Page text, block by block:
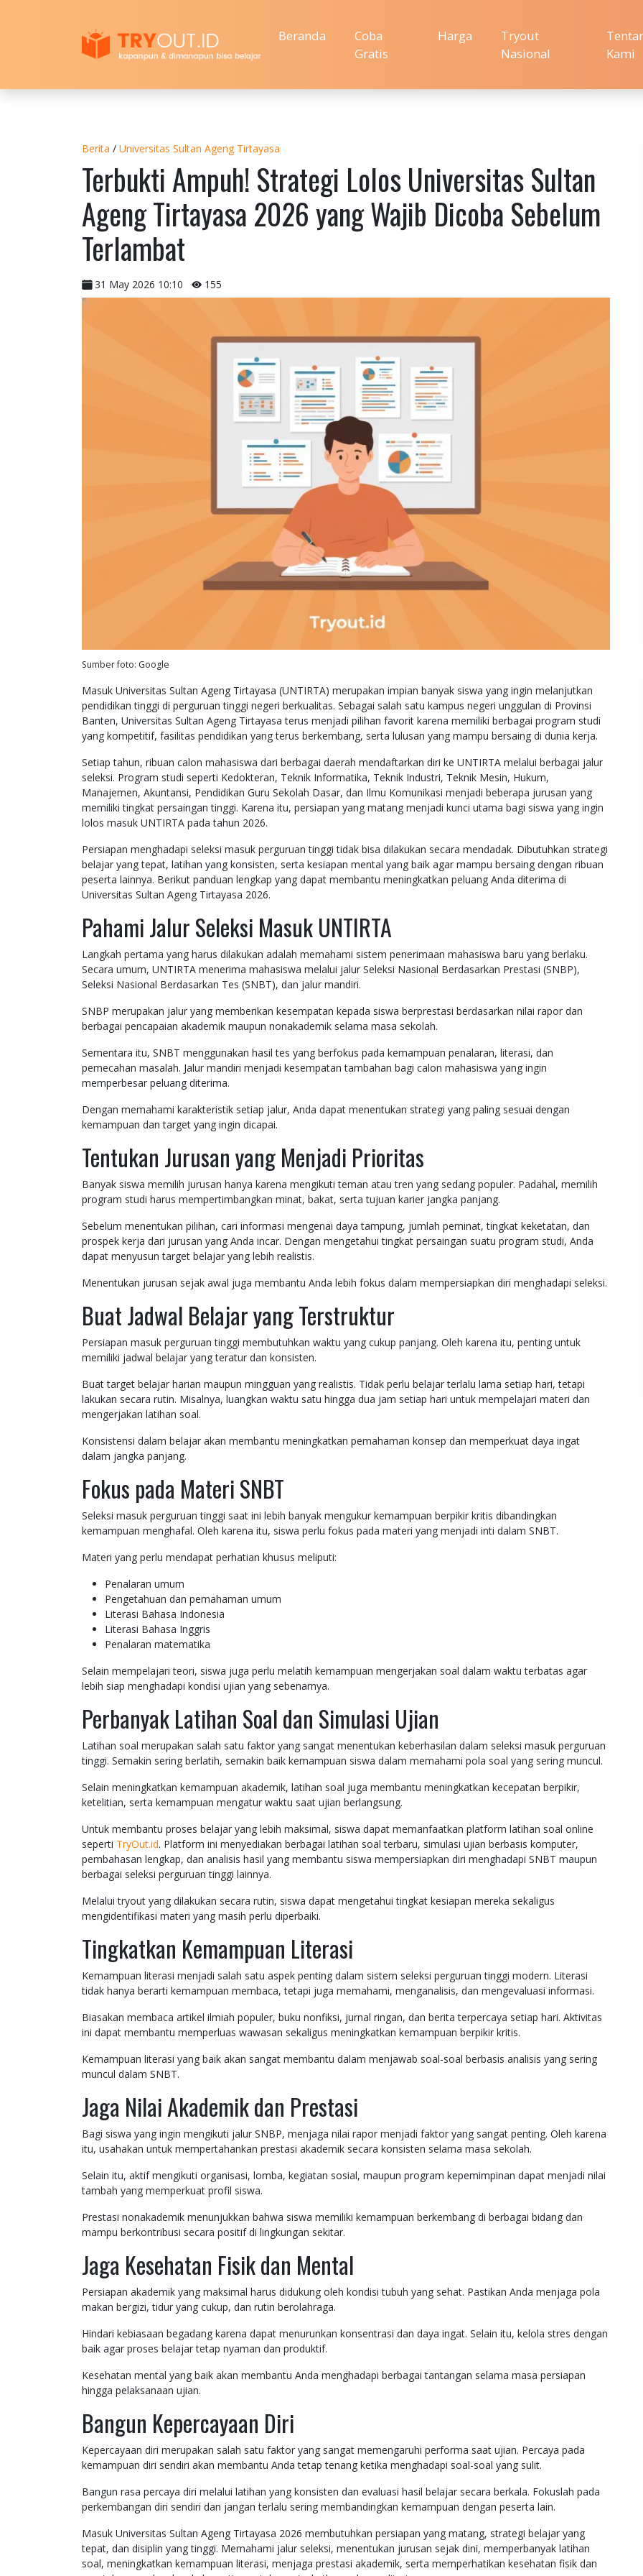
Beranda
Coba
Gratis
Harga
Tryout
Nasional
Kami
Berita / Universitas Sultan Ageng Tirtayasa
Terbukti Ampuh! Strategi Lolos Universitas Sultan
Ageng Tirtayasa 2026 yang Wajib Dicoba Sebelum
Terlambat
31 May 2026 10:10 155
Sumber foto: Google
Masuk Universitas Sultan Ageng Tirtayasa (UNTIRTA) merupakan impian banyak siswa yang ingin melanjutkan
pendidikan tinggi di perguruan tinggi negeri berkualitas. Sebagai salah satu kampus negeri unggulan di Provinsi
Banten, Universitas Sultan Ageng Tirtayasa terus menjadi pilihan favorit karena memiliki berbagai program studi
yang kompetitif, fasilitas pendidikan yang terus berkembang, serta lulusan yang mampu bersaing di dunia kerja.
Setiap tahun, ribuan calon mahasiswa dari berbagai daerah mendaftarkan diri ke UNTIRTA melalui berbagai jalur
seleksi. Program studi seperti Kedokteran, Teknik Informatika, Teknik Industri, Teknik Mesin, Hukum,
Manajemen, Akuntansi, Pendidikan Guru Sekolah Dasar, dan Ilmu Komunikasi menjadi beberapa jurusan yang
memiliki tingkat persaingan tinggi. Karena itu, persiapan yang matang menjadi kunci utama bagi siswa yang ingin
lolos masuk UNTIRTA pada tahun 2026.
Persiapan menghadapi seleksi masuk perguruan tinggi tidak bisa dilakukan secara mendadak. Dibutuhkan strategi
belajar yang tepat, latihan yang konsisten, serta kesiapan mental yang baik agar mampu bersaing dengan ribuan
peserta lainnya. Berikut panduan lengkap yang dapat membantu meningkatkan peluang Anda diterima di
Universitas Sultan Ageng Tirtayasa 2026.
Pahami Jalur Seleksi Masuk UNTIRTA
Langkah pertama yang harus dilakukan adalah memahami sistem penerimaan mahasiswa baru yang berlaku.
Secara umum, UNTIRTA menerima mahasiswa melalui jalur Seleksi Nasional Berdasarkan Prestasi (SNBP),
Seleksi Nasional Berdasarkan Tes (SNBT), dan jalur mandiri.
SNBP merupakan jalur yang memberikan kesempatan kepada siswa berprestasi berdasarkan nilai rapor dan
berbagai pencapaian akademik maupun nonakademik selama masa sekolah.
Sementara itu, SNBT menggunakan hasil tes yang berfokus pada kemampuan penalaran, literasi, dan
pemecahan masalah. Jalur mandiri menjadi kesempatan tambahan bagi calon mahasiswa yang ingin
memperbesar peluang diterima.
Dengan memahami karakteristik setiap jalur, Anda dapat menentukan strategi yang paling sesuai dengan
kemampuan dan target yang ingin dicapai.
Tentukan Jurusan yang Menjadi Prioritas
Banyak siswa memilih jurusan hanya karena mengikuti teman atau tren yang sedang populer. Padahal, memilih
program studi harus mempertimbangkan minat, bakat, serta tujuan karier jangka panjang.
Sebelum menentukan pilihan, cari informasi mengenai daya tampung, jumlah peminat, tingkat keketatan, dan
prospek kerja dari jurusan yang Anda incar. Dengan mengetahui tingkat persaingan suatu program studi, Anda
dapat menyusun target belajar yang lebih realistis.
Menentukan jurusan sejak awal juga membantu Anda lebih fokus dalam mempersiapkan diri menghadapi seleksi.
Buat Jadwal Belajar yang Terstruktur
Persiapan masuk perguruan tinggi membutuhkan waktu yang cukup panjang. Oleh karena itu, penting untuk
memiliki jadwal belajar yang teratur dan konsisten.
Buat target belajar harian maupun mingguan yang realistis. Tidak perlu belajar terlalu lama setiap hari, tetapi
lakukan secara rutin. Misalnya, luangkan waktu satu hingga dua jam setiap hari untuk mempelajari materi dan
mengerjakan latihan soal.
Konsistensi dalam belajar akan membantu meningkatkan pemahaman konsep dan memperkuat daya ingat
dalam jangka panjang.
Fokus pada Materi SNBT
Seleksi masuk perguruan tinggi saat ini lebih banyak mengukur kemampuan berpikir kritis dibandingkan
kemampuan menghafal. Oleh karena itu, siswa perlu fokus pada materi yang menjadi inti dalam SNBT.
Materi yang perlu mendapat perhatian khusus meliputi:
Penalaran umum
Pengetahuan dan pemahaman umum
Literasi Bahasa Indonesia
Literasi Bahasa Inggris
Penalaran matematika
Selain mempelajari teori, siswa juga perlu melatih kemampuan mengerjakan soal dalam waktu terbatas agar
lebih siap menghadapi kondisi ujian yang sebenarnya.
Perbanyak Latihan Soal dan Simulasi Ujian
Latihan soal merupakan salah satu faktor yang sangat menentukan keberhasilan dalam seleksi masuk perguruan
tinggi. Semakin sering berlatih, semakin baik kemampuan siswa dalam memahami pola soal yang sering muncul.
Selain meningkatkan kemampuan akademik, latihan soal juga membantu meningkatkan kecepatan berpikir,
ketelitian, serta kemampuan mengatur waktu saat ujian berlangsung.
Untuk membantu proses belajar yang lebih maksimal, siswa dapat memanfaatkan platform latihan soal online
seperti TryOut.id. Platform ini menyediakan berbagai latihan soal terbaru, simulasi ujian berbasis komputer,
pembahasan lengkap, dan analisis hasil yang membantu siswa mempersiapkan diri menghadapi SNBT maupun
berbagai seleksi perguruan tinggi lainnya.
Melalui tryout yang dilakukan secara rutin, siswa dapat mengetahui tingkat kesiapan mereka sekaligus
mengidentifikasi materi yang masih perlu diperbaiki.
Tingkatkan Kemampuan Literasi
Kemampuan literasi menjadi salah satu aspek penting dalam sistem seleksi perguruan tinggi modern. Literasi
tidak hanya berarti kemampuan membaca, tetapi juga memahami, menganalisis, dan mengevaluasi informasi.
Biasakan membaca artikel ilmiah populer, buku nonfiksi, jurnal ringan, dan berita terpercaya setiap hari. Aktivitas
ini dapat membantu memperluas wawasan sekaligus meningkatkan kemampuan berpikir kritis.
Kemampuan literasi yang baik akan sangat membantu dalam menjawab soal-soal berbasis analisis yang sering
muncul dalam SNBT.
Jaga Nilai Akademik dan Prestasi
Bagi siswa yang ingin mengikuti jalur SNBP, menjaga nilai rapor menjadi faktor yang sangat penting. Oleh karena
itu, usahakan untuk mempertahankan prestasi akademik secara konsisten selama masa sekolah.
Selain itu, aktif mengikuti organisasi, lomba, kegiatan sosial, maupun program kepemimpinan dapat menjadi nilai
tambah yang memperkuat profil siswa.
Prestasi nonakademik menunjukkan bahwa siswa memiliki kemampuan berkembang di berbagai bidang dan
mampu berkontribusi secara positif di lingkungan sekitar.
Jaga Kesehatan Fisik dan Mental
Persiapan akademik yang maksimal harus didukung oleh kondisi tubuh yang sehat. Pastikan Anda menjaga pola
makan bergizi, tidur yang cukup, dan rutin berolahraga.
Hindari kebiasaan begadang karena dapat menurunkan konsentrasi dan daya ingat. Selain itu, kelola stres dengan
baik agar proses belajar tetap nyaman dan produktif.
Kesehatan mental yang baik akan membantu Anda menghadapi berbagai tantangan selama masa persiapan
hingga pelaksanaan ujian.
Bangun Kepercayaan Diri
Kepercayaan diri merupakan salah satu faktor yang sangat memengaruhi performa saat ujian. Percaya pada
kemampuan diri sendiri akan membantu Anda tetap tenang ketika menghadapi soal-soal yang sulit.
Bangun rasa percaya diri melalui latihan yang konsisten dan evaluasi hasil belajar secara berkala. Fokuslah pada
perkembangan diri sendiri dan jangan terlalu sering membandingkan kemampuan dengan peserta lain.
Masuk Universitas Sultan Ageng Tirtayasa 2026 membutuhkan persiapan yang matang, strategi belajar yang
tepat, dan disiplin yang tinggi. Memahami jalur seleksi, menentukan jurusan sejak dini, memperbanyak latihan
soal, meningkatkan kemampuan literasi, menjaga prestasi akademik, serta memperhatikan kesehatan fisik dan